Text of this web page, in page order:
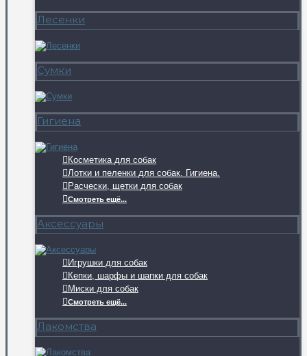
Лесенки
Сумки
Гигиена
Косметика для собак
Лотки и пеленки для собак. Гигиена.
Расчески, щетки для собак
Смотреть ещё...
Аксессуары
Игрушки для собак
Кепки, шарфы и шапки для собак
Миски для собак
Смотреть ещё...
Лакомства